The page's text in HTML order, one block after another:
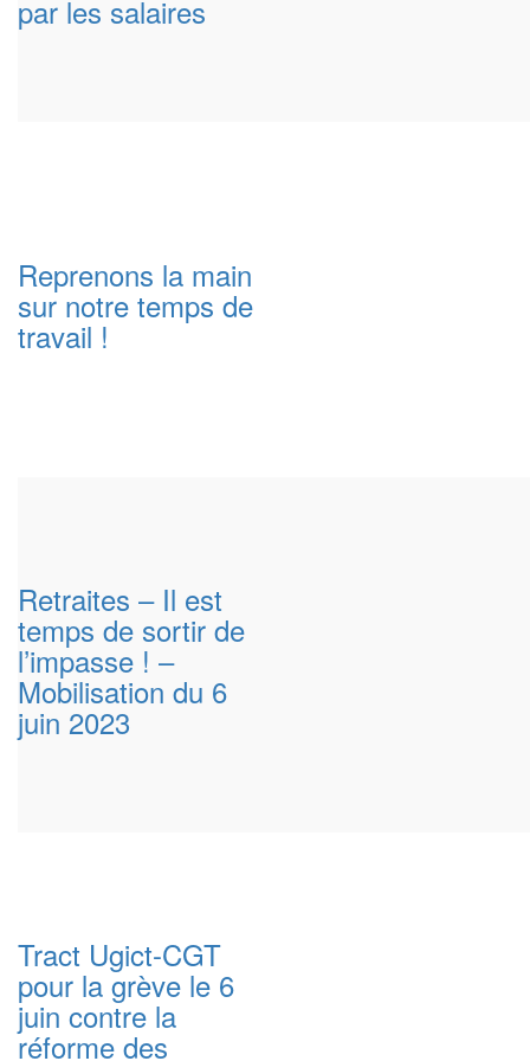
par les salaires
Reprenons la main
sur notre temps de
travail !
Retraites – Il est
temps de sortir de
l’impasse ! –
Mobilisation du 6
juin 2023
Tract Ugict-CGT
pour la grève le 6
juin contre la
réforme des